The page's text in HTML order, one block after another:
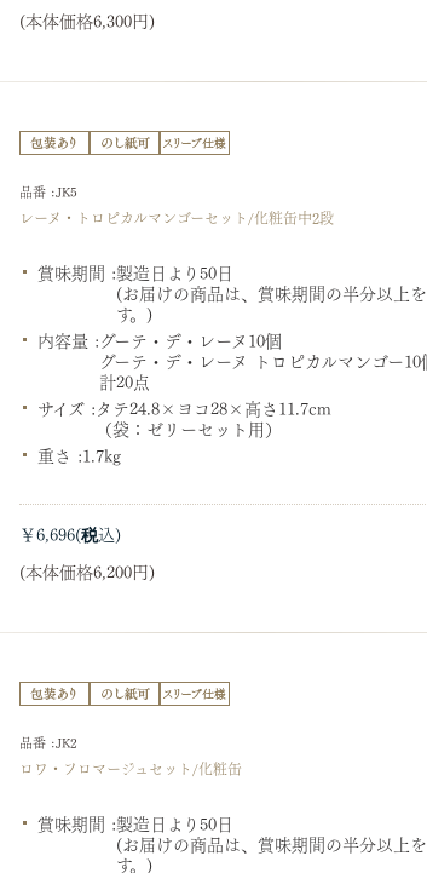
(本体価格6,300円)
レーヌ・トロピカルマンゴーセット/化粧缶中2段
品番 :JK5
賞味期間 :製造日より50日
(お届けの商品は、賞味期間の半分以上
す。)
内容量 :グーテ・デ・レーヌ10個
グーテ・デ・レーヌ トロピカルマンゴー10
計20点
サイズ :タテ24.8×ヨコ28×高さ11.7cm
（袋：ゼリーセット用）
重さ :1.7kg
￥6,696
(本体価格6,200円)
ロワ・フロマージュセット/化粧缶
品番 :JK2
賞味期間 :製造日より50日
(お届けの商品は、賞味期間の半分以上
す。)